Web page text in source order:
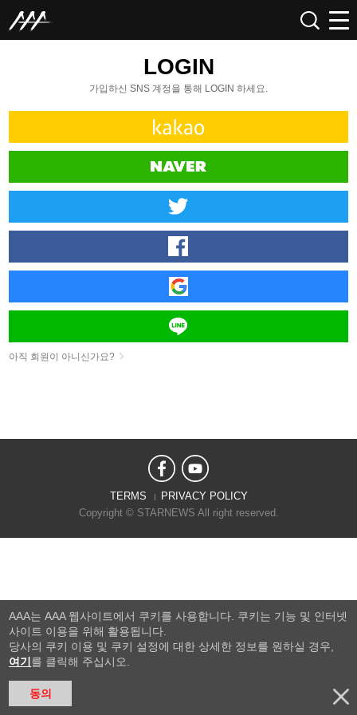
LOGIN
가입하신 SNS 계정을 통해 LOGIN 하세요.
아직 회원이 아니신가요?
TERMS
PRIVACY POLICY
Copyright © STARNEWS All right reserved.
AAA는 AAA 웹사이트에서 쿠키를 사용합니다. 쿠키는 기능 및 인터넷
사이트 이용을 위해 활용됩니다.
당사의 쿠키 이용 및 쿠키 설정에 대한 상세한 정보를 원하실 경우,
여기 를 클릭해 주십시오.
동의